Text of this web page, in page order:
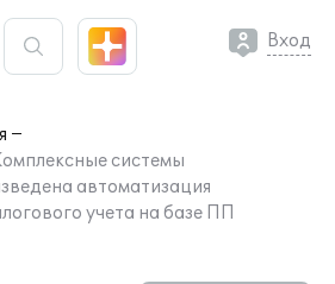
Вход
системы
автоматизация
учета на базе ПП